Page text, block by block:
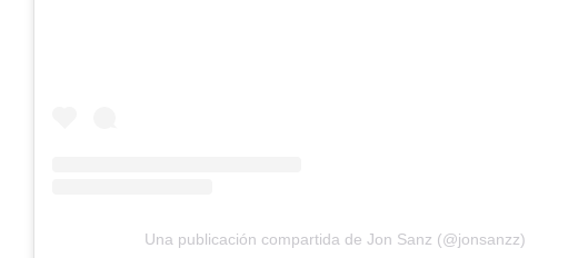
Una publicación compartida de Jon Sanz (@jonsanzz)